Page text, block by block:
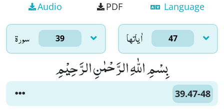
Audio PDF Language
سورۃ 39 اٰياتها 47
بِسْمِ اللّٰهِ الرَّحْمٰنِ الرَّحِیْمِ
39.47-48